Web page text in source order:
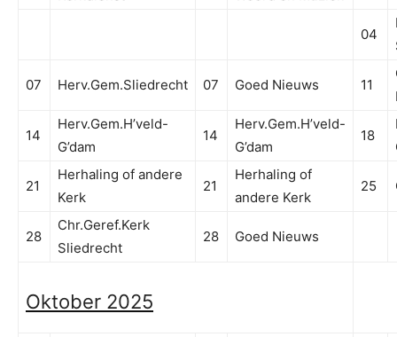
04
07 Herv.Gem.Sliedrecht 07 Goed Nieuws 11
14
Herv.Gem.H’veld-
G’dam
14
Herv.Gem.H’veld-
G’dam
18
21
Herhaling of andere
Kerk
21
Herhaling of
andere Kerk
25
28
Chr.Geref.Kerk
Sliedrecht
28 Goed Nieuws
Oktober 2025